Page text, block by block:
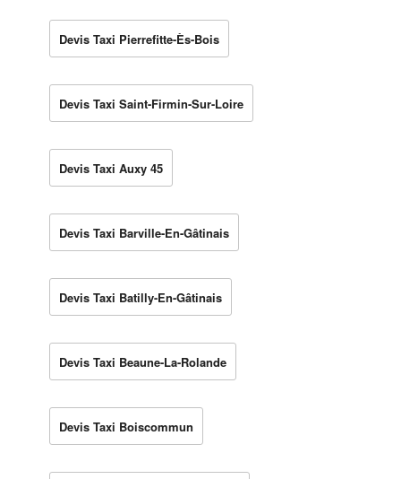
Devis Taxi Pierrefitte-Ès-Bois
Devis Taxi Saint-Firmin-Sur-Loire
Devis Taxi Auxy 45
Devis Taxi Barville-En-Gâtinais
Devis Taxi Batilly-En-Gâtinais
Devis Taxi Beaune-La-Rolande
Devis Taxi Boiscommun